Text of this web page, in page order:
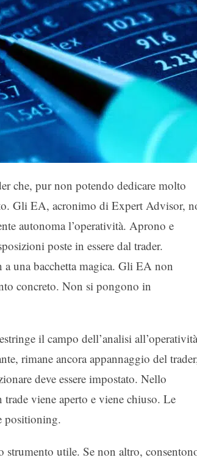
che, pur non potendo dedicare molto
Gli EA, acronimo di Expert Advisor,
autonoma l’operatività. Aprono e
poste in essere dal trader.
una bacchetta magica. Gli EA non
concreto. Non si pongono in
il campo dell’analisi
rimane ancora appannaggio del
deve essere impostato. Nello
viene aperto e viene chiuso. Le
positioning.
utile. Se non altro,